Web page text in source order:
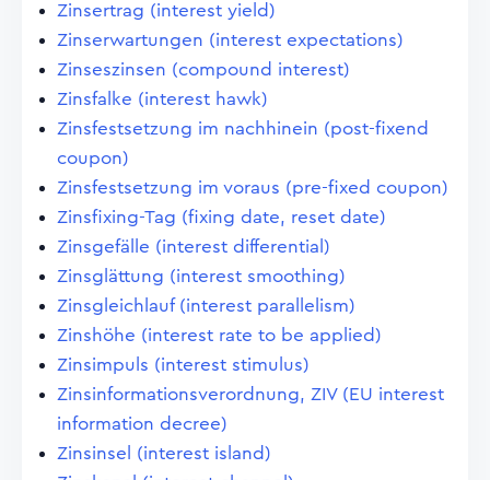
Zinsertrag (interest yield)
Zinserwartungen (interest expectations)
Zinseszinsen (compound interest)
Zinsfalke (interest hawk)
Zinsfestsetzung im nachhinein (post-fixend
coupon)
Zinsfestsetzung im voraus (pre-fixed coupon)
Zinsfixing-Tag (fixing date, reset date)
Zinsgefälle (interest differential)
Zinsglättung (interest smoothing)
Zinsgleichlauf (interest parallelism)
Zinshöhe (interest rate to be applied)
Zinsimpuls (interest stimulus)
Zinsinformationsverordnung, ZIV (EU interest
information decree)
Zinsinsel (interest island)